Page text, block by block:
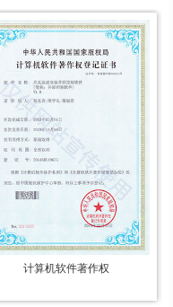
计算机软件著作权